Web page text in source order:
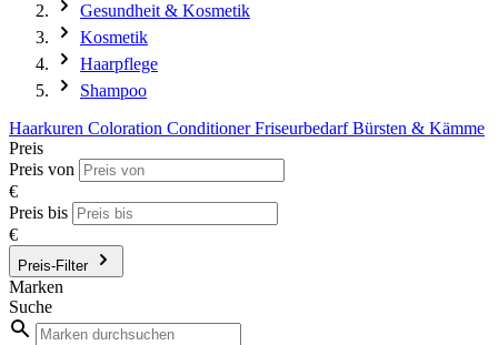
Gesundheit & Kosmetik
Kosmetik
Haarpflege
Shampoo
Haarkuren Coloration ConditionerFriseurbedarfBürsten & Kämme
Preis
Preis von
€
Preis bis
€
Preis-Filter
Marken
Suche